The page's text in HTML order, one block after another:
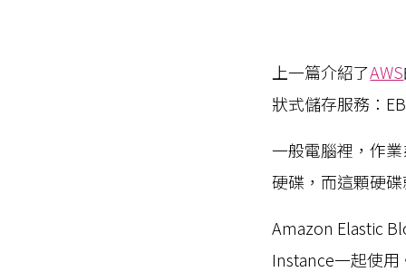
上一篇介紹了AWS
狀式儲存服務：
一般電腦裡，作
硬碟，而這顆硬
Amazon Elastic
Instance一起使用